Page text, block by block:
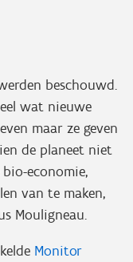
beschouwd.
wat nieuwe
maar ze geven
de planeet niet
economie,
van te maken,
Mouligneau.
Monitor